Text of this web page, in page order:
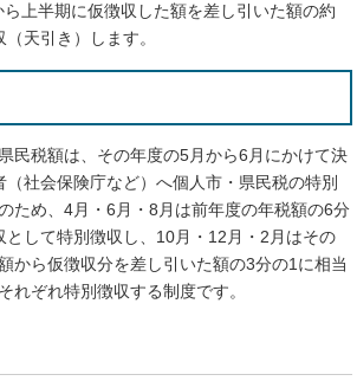
上半期に仮徴収した額を差し引いた額の約
天引き）します。
民税額は、その年度の5月から6月にかけて決
社会保険庁など）へ個人市・県民税の特別
ため、4月・6月・8月は前年度の年税額の6分
として特別徴収し、10月・12月・2月はその
から仮徴収分を差し引いた額の3分の1に相当
れぞれ特別徴収する制度です。